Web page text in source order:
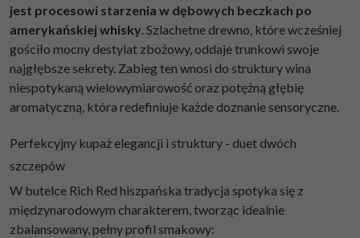
jest procesowi starzenia w dębowych beczkach po
amerykańskiej whisky. Szlachetne drewno, które wcześniej
gościło mocny destylat zbożowy, oddaje trunkowi swoje
najgłębsze sekrety. Zabieg ten wnosi do struktury wina
niespotykaną wielowymiarowość oraz potężną głębię
aromatyczną, która redefiniuje każde doznanie sensoryczne.
Perfekcyjny kupaż elegancji i struktury - duet dwóch
szczepów
W butelce Rich Red hiszpańska tradycja spotyka się z
międzynarodowym charakterem, tworząc idealnie
zbalansowany, pełny profil smakowy: